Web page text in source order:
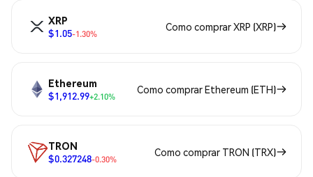
XRP
$1.05-1.30%
Como comprar XRP (XRP)
Ethereum
$1,912.99+2.10%
Como comprar Ethereum (ETH)
TRON
$0.327248-0.30%
Como comprar TRON (TRX)